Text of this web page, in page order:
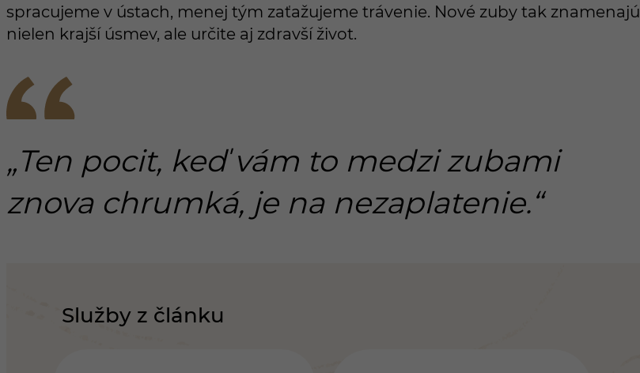
spracujeme v ústach, menej tým zaťažujeme trávenie. Nové zuby tak znamenajú
nielen krajší úsmev, ale určite aj zdravší život.
„Ten pocit, keď vám to medzi zubami
znova chrumká, je na nezaplatenie.“
Služby z článku